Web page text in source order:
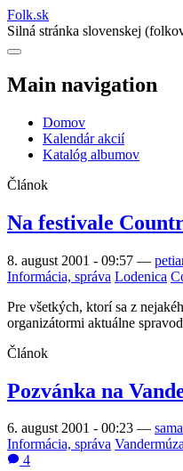
Folk.sk
Silná stránka slovenskej
Main navigation
Domov
Kalendár akcií
Katalóg albumov
Článok
Na festivale
8. august 2001 - 09:57 —
Informácia, správa Lodenica
Pre všetkých, ktorí sa z
organizátormi aktuálne
Článok
Pozvánka na
6. august 2001 - 00:23 —
Informácia, správa
4